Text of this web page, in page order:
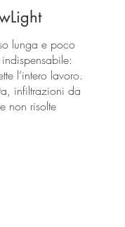
lunga e poco
l’intero lavoro.
infiltrazioni da
non risolte